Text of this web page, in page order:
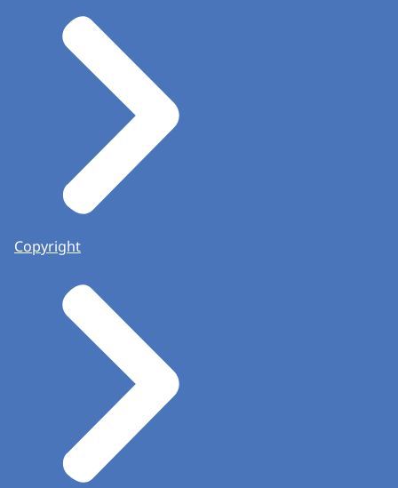
Copyright